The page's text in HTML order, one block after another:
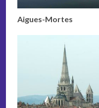
Aigues-Mortes